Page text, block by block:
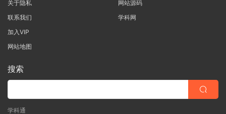
关于隐私
联系我们
加入VIP
网站地图
网站源码
学科网
搜索
学科通